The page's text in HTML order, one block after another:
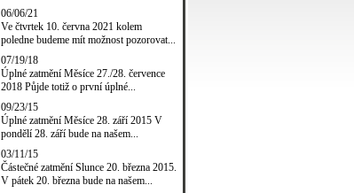
06/06/21
Ve čtvrtek 10. června 2021 kolem
poledne budeme mít možnost pozorovat...
07/19/18
Úplné zatmění Měsíce 27./28. července
2018 Půjde totiž o první úplné...
09/23/15
Úplné zatmění Měsíce 28. září 2015 V
pondělí 28. září bude na našem...
03/11/15
Částečné zatmění Slunce 20. března 2015.
V pátek 20. března bude na našem...